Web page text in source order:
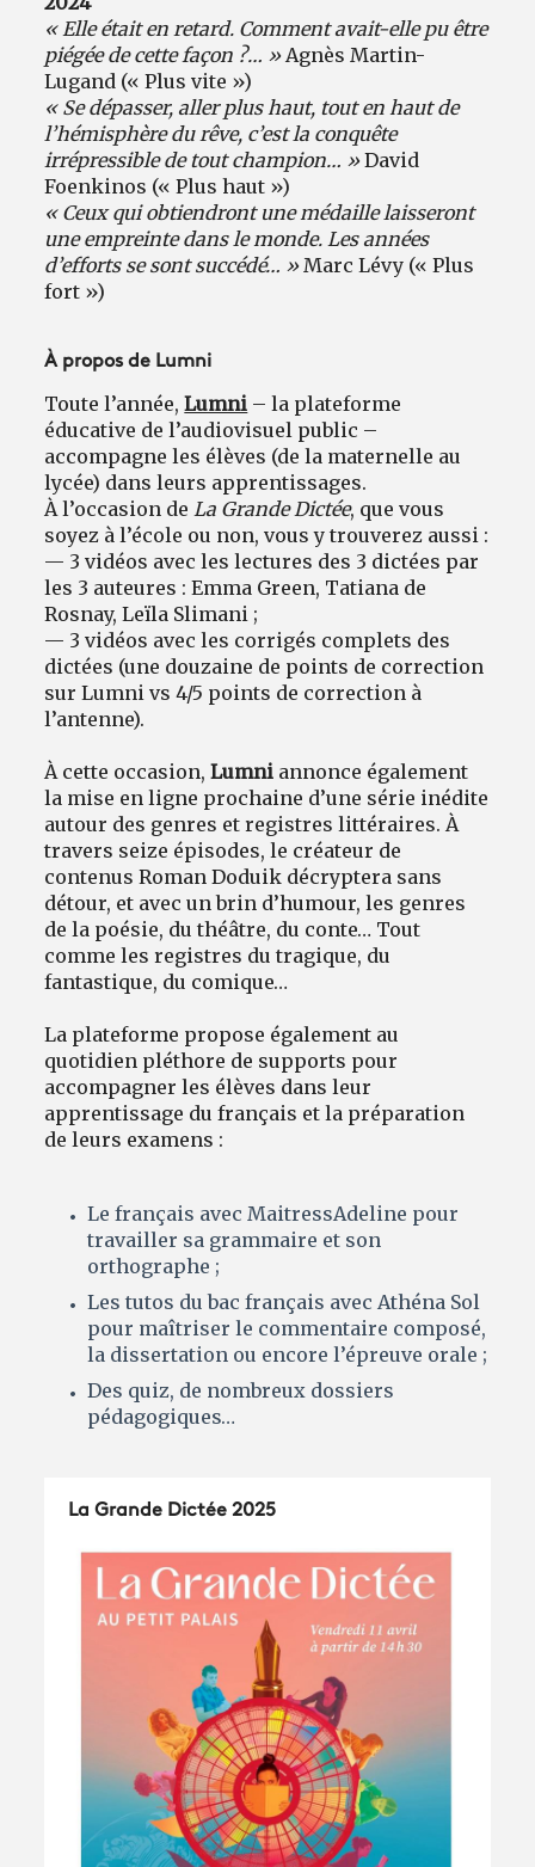
« Elle était en retard. Comment avait-elle pu être
piégée de cette façon ?… »Agnès Martin-
Lugand (« Plus vite »)
« Se dépasser, aller plus haut, tout en haut de
l’hémisphère du rêve, c’est la conquête
irrépressible de tout champion… »David
Foenkinos (« Plus haut »)
« Ceux qui obtiendront une médaille laisseront
une empreinte dans le monde. Les années
d’efforts se sont succédé… »Marc Lévy (« Plus
fort »)
À propos de Lumni
Toute l’année,Lumni – la plateforme
éducative de l’audiovisuel public –
accompagne les élèves (de la maternelle au
lycée) dans leurs apprentissages.
À l’occasion deLa Grande Dictée, que vous
soyez à l’école ou non, vous y trouverez aussi :
— 3 vidéos avec les lectures des 3 dictées par
les 3 auteures : Emma Green, Tatiana de
Rosnay, Leïla Slimani ;
— 3 vidéos avec les corrigés complets des
dictées (une douzaine de points de correction
sur Lumni vs 4/5 points de correction à
l’antenne).
À cette occasion,Lumni annonce également
la mise en ligne prochaine d’une série inédite
autour des genres et registres littéraires. À
travers seize épisodes, le créateur de
contenus Roman Doduik décryptera sans
détour, et avec un brin d’humour, les genres
de la poésie, du théâtre, du conte… Tout
comme les registres du tragique, du
fantastique, du comique…
La plateforme propose également au
quotidien pléthore de supports pour
accompagner les élèves dans leur
apprentissage du français et la préparation
de leurs examens :
Le français avec MaitressAdeline pour
travailler sa grammaire et son
orthographe ;
Les tutos du bac français avec Athéna Sol
pour maîtriser le commentaire composé,
la dissertation ou encore l’épreuve orale ;
Des quiz, de nombreux dossiers
pédagogiques…
La Grande Dictée 2025